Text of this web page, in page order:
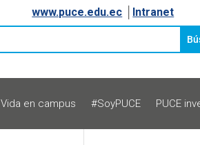
www.puce.edu.ec Intranet
Vida en campus #SoyPUCE PUCE